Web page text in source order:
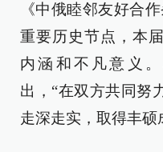
《中俄睦邻友好合
重要历史节点，本
内涵和不凡意义
出，“在双方共同努
走深走实，取得丰硕